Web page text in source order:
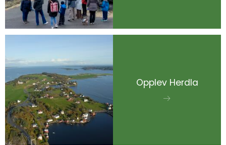
Opplev Herdla